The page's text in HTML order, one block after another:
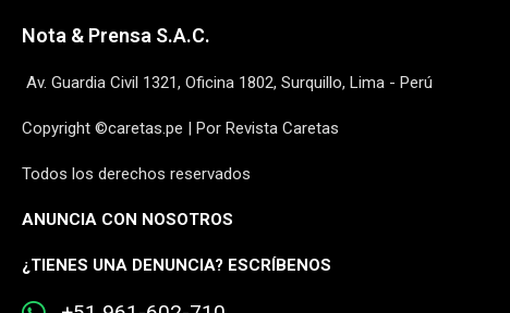
Nota & Prensa S.A.C.
Av. Guardia Civil 1321, Oficina 1802, Surquillo, Lima - Perú
Copyright ©caretas.pe | Por Revista Caretas
Todos los derechos reservados
ANUNCIA CON NOSOTROS
¿TIENES UNA DENUNCIA? ESCRÍBENOS